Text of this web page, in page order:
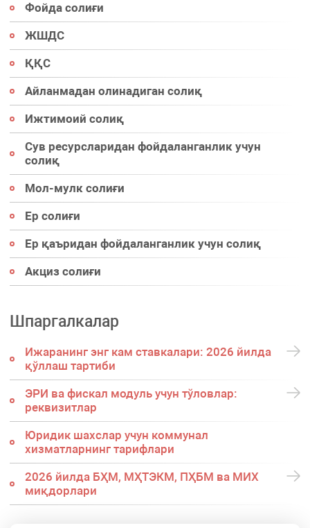
Фойда солиғи
ЖШДС
ҚҚС
Айланмадан олинадиган солиқ
Ижтимоий солиқ
Сув ресурсларидан фойдаланганлик учун
солиқ
Мол-мулк солиғи
Ер солиғи
Ер қаъридан фойдаланганлик учун солиқ
Акциз солиғи
Шпаргалкалар
Ижаранинг энг кам ставкалари: 2026 йилда
қўллаш тартиби
ЭРИ ва фискал модуль учун тўловлар:
реквизитлар
Юридик шахслар учун коммунал
хизматларнинг тарифлари
2026 йилда БҲМ, МҲТЭКМ, ПҲБМ ва МИХ
миқдорлари